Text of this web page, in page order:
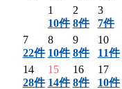
1
10件
2
8件
3
7件
7
22件
8
10件
9
8件
10
11件
14
28件
15
14件
16
8件
17
10件